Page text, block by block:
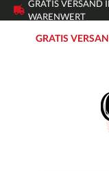
GRATIS VERSAND
WARENWERT
GRATIS